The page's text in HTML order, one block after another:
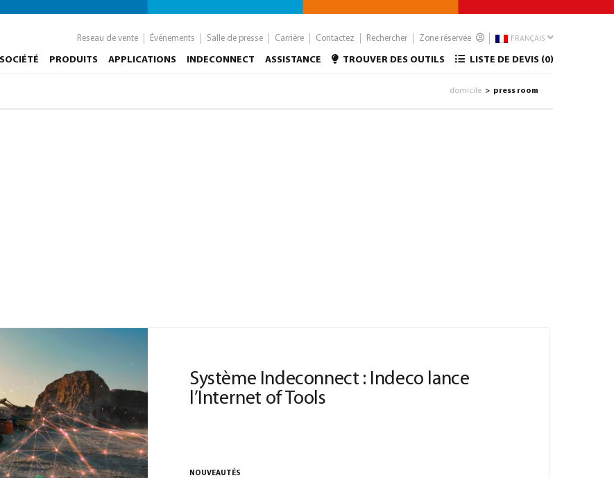
Reseau de vente Événements Salle de presse Carrière Contactez Rechercher Zone réservée FRANÇAIS
SOCIÉTÉ PRODUITS APPLICATIONS INDECONNECT ASSISTANCE TROUVER DES OUTILS LISTE DE DEVIS (0)
domicile > press room
Système Indeconnect : Indeco lance
l’Internet of Tools
NOUVEAUTÉS